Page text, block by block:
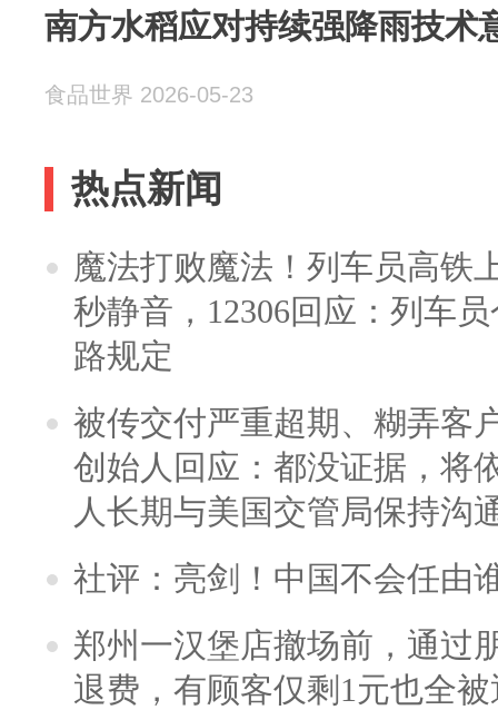
南方水稻应对持续强降雨技术
食品世界 2026-05-23
热点新闻
魔法打败魔法！列车员高铁
秒静音，12306回应：列车
路规定
被传交付严重超期、糊弄客
创始人回应：都没证据，将
人长期与美国交管局保持沟
社评：亮剑！中国不会任由
郑州一汉堡店撤场前，通过
退费，有顾客仅剩1元也全